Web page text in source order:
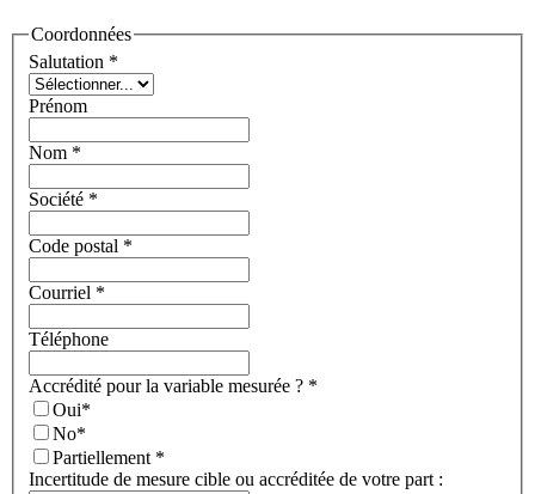
Coordonnées
Salutation *
Prénom
Nom *
Société *
Code postal *
Courriel *
Téléphone
Accrédité pour la variable mesurée ? *
Oui*
No*
Partiellement *
Incertitude de mesure cible ou accréditée de votre part :